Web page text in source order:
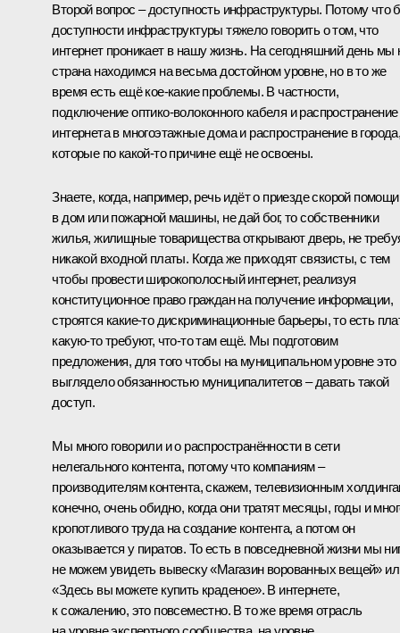
Второй вопрос – доступность инфраструктуры. Потому что
доступности инфраструктуры тяжело говорить о том, что
интернет проникает в нашу жизнь. На сегодняшний день мы
страна находимся на весьма достойном уровне, но в то же
время есть ещё кое‑какие проблемы. В частности,
подключение оптико-волоконного кабеля и распространение
интернета в многоэтажные дома и распространение в
которые по какой‑то причине ещё не освоены.
Знаете, когда, например, речь идёт о приезде скорой помощи
в дом или пожарной машины, не дай бог, то собственники
жилья, жилищные товарищества открывают дверь, не
никакой входной платы. Когда же приходят связисты, с тем
чтобы провести широкополосный интернет, реализуя
конституционное право граждан на получение информации,
строятся какие‑то дискриминационные барьеры, то есть
какую‑то требуют, что‑то там ещё. Мы подготовим
предложения, для того чтобы на муниципальном уровне это
выглядело обязанностью муниципалитетов – давать такой
доступ.
Мы много говорили и о распространённости в сети
нелегального контента, потому что компаниям –
производителям контента, скажем, телевизионным
конечно, очень обидно, когда они тратят месяцы, годы и
кропотливого труда на создание контента, а потом он
оказывается у пиратов. То есть в повседневной жизни мы
не можем увидеть вывеску «Магазин ворованных вещей»
«Здесь вы можете купить краденое». В интернете,
к сожалению, это повсеместно. В то же время отрасль